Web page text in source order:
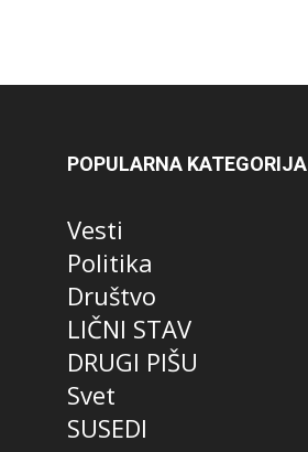
POPULARNA KATEGORIJA
Vesti
Politika
Društvo
LIČNI STAV
DRUGI PIŠU
Svet
SUSEDI